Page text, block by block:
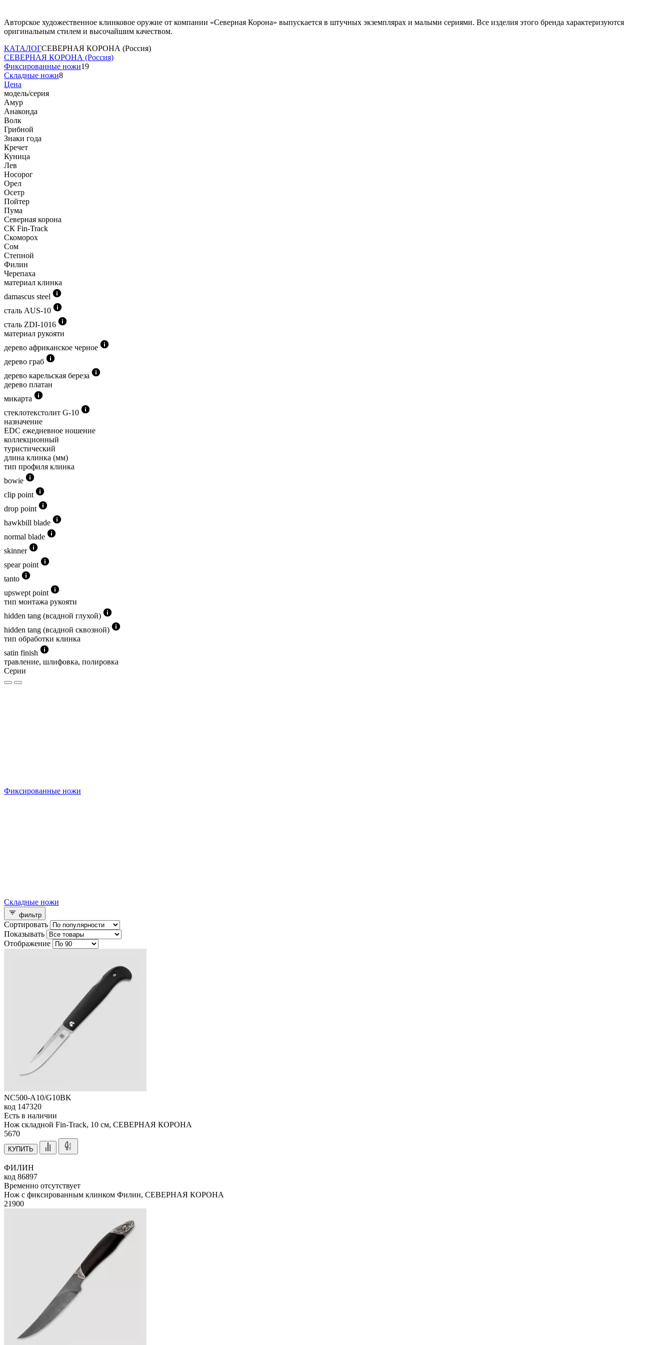
Авторское художественное клинковое оружие от компании «Северная Корона» выпускается в штучных экземплярах и малыми сериями. Все изделия этого бренда характеризуются
оригинальным стилем и высочайшим качеством.
КАТАЛОГСЕВЕРНАЯ КОРОНА (Россия)
СЕВЕРНАЯ КОРОНА (Россия)
Фиксированные ножи19
Складные ножи8
Цена
модель/серия
Амур
Анаконда
Волк
Грибной
Знаки года
Кречет
Куница
Лев
Носорог
Орел
Осетр
Пойтер
Пума
Северная корона
СК Fin-Track
Скоморох
Сом
Степной
Филин
Черепаха
материал клинка
damascus steel
сталь AUS-10
сталь ZDI-1016
материал рукояти
дерево африканское черное
дерево граб
дерево карельская береза
дерево платан
микарта
стеклотекстолит G-10
назначение
EDC ежедневное ношение
коллекционный
туристический
длина клинка (мм)
тип профиля клинка
bowie
clip point
drop point
hawkbill blade
normal blade
skinner
spear point
tanto
upswept point
тип монтажа рукояти
hidden tang (всадной глухой)
hidden tang (всадной сквозной)
тип обработки клинка
satin finish
травление, шлифовка, полировка
Серии
Фиксированные ножи
Складные ножи
фильтр
Сортировать
Показывать
Отображение
NC500-A10/G10BK
код 147320
Есть в наличии
Нож складной Fin-Track, 10 см, СЕВЕРНАЯ КОРОНА
5670
КУПИТЬ
ФИЛИН
код 86897
Временно отсутствует
Нож с фиксированным клинком Филин, СЕВЕРНАЯ КОРОНА
21900